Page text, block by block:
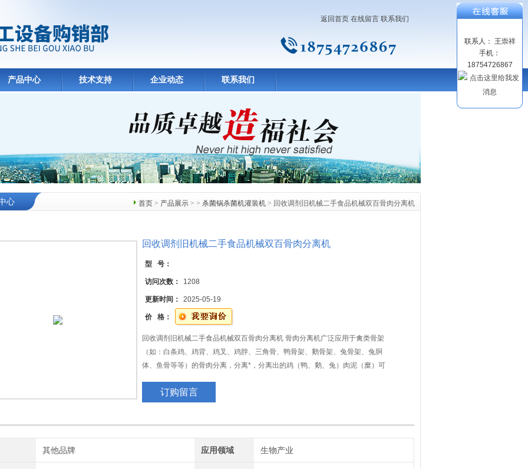
返回首页 在线留言 联系我们
产品中心 技术支持 企业动态 联系我们
首页 > 产品展示 > > 杀菌锅杀菌机灌装机 > 回收调剂旧机械二手食品机械双百骨肉分离机
心
回收调剂旧机械二手食品机械双百骨肉分离机
型 号：
访问次数： 1208
更新时间： 2025-05-19
价 格：
回收调剂旧机械二手食品机械双百骨肉分离机 骨肉分离机广泛应用于禽类骨架
（如：白条鸡、鸡背、鸡叉、鸡脖、三角骨、鸭骨架、鹅骨架、兔骨架、兔胴
体、鱼骨等等）的骨肉分离，分离*，分离出的鸡（鸭、鹅、兔）肉泥（糜）可
作骨粉、动物饲料等用途.
订购留言
其他品牌 应用领域 生物产业
联系人： 王崇祥
手机：
18754726867